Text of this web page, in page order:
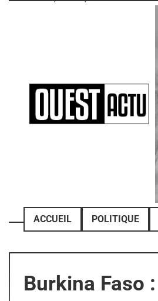
ACCUEIL POLITIQUE
Burkina Faso